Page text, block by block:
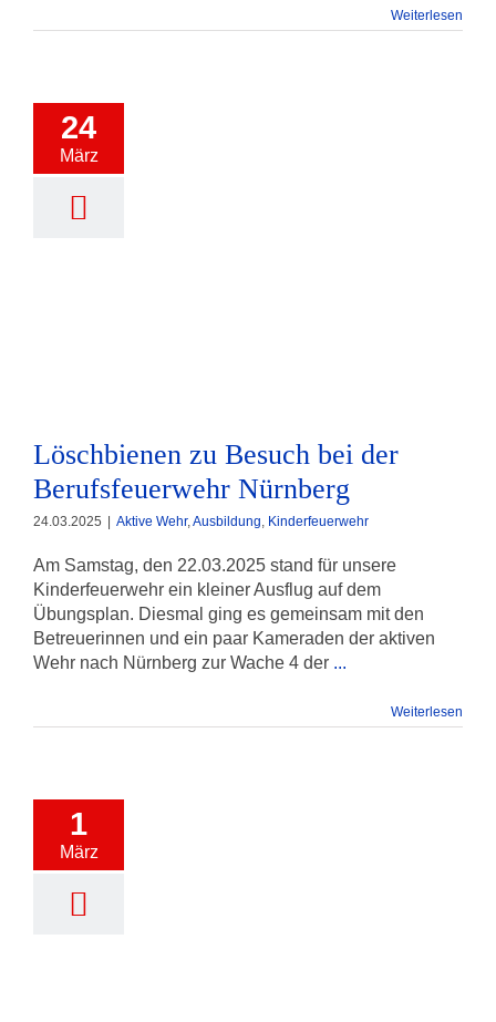
Weiterlesen
24
März
Löschbienen zu Besuch bei der
Berufsfeuerwehr Nürnberg
24.03.2025 Aktive Wehr,Ausbildung, Kinderfeuerwehr
Am Samstag, den 22.03.2025 stand für unsere
Kinderfeuerwehr ein kleiner Ausflug auf dem
Übungsplan. Diesmal ging es gemeinsam mit den
Betreuerinnen und ein paar Kameraden der aktiven
Wehr nach Nürnberg zur Wache 4 der ...
Weiterlesen
1
März